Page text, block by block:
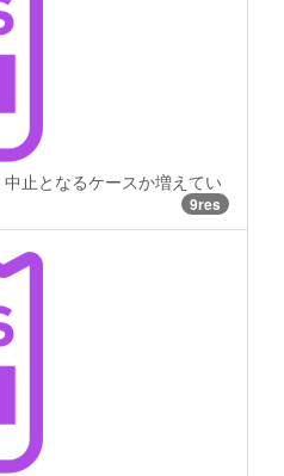
止となるケースか増えてい
9res